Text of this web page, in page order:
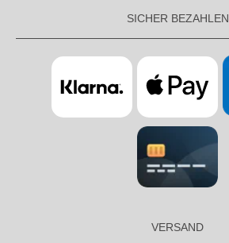
SICHER BEZAHLEN
VERSAND